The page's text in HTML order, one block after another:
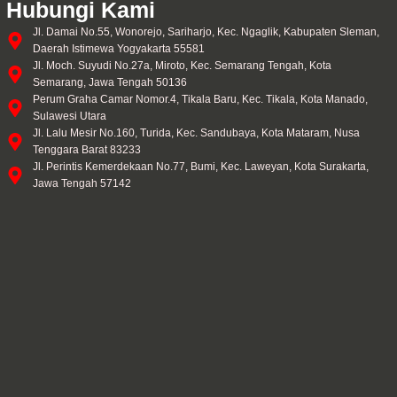
Hubungi Kami
Jl. Damai No.55, Wonorejo, Sariharjo, Kec. Ngaglik, Kabupaten Sleman,
Daerah Istimewa Yogyakarta 55581
Jl. Moch. Suyudi No.27a, Miroto, Kec. Semarang Tengah, Kota
Semarang, Jawa Tengah 50136
Perum Graha Camar Nomor.4, Tikala Baru, Kec. Tikala, Kota Manado,
Sulawesi Utara
Jl. Lalu Mesir No.160, Turida, Kec. Sandubaya, Kota Mataram, Nusa
Tenggara Barat 83233
Jl. Perintis Kemerdekaan No.77, Bumi, Kec. Laweyan, Kota Surakarta,
Jawa Tengah 57142